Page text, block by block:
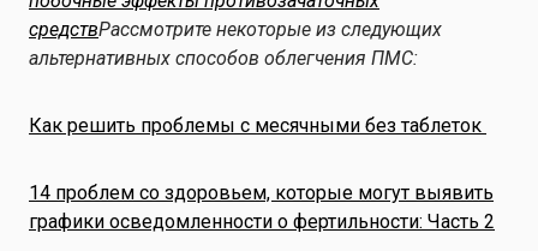
средствРассмотрите некоторые из следующих
альтернативных способов облегчения ПМС:
Как решить проблемы с месячными без таблеток
14 проблем со здоровьем, которые могут выявить
графики осведомленности о фертильности: Часть 2